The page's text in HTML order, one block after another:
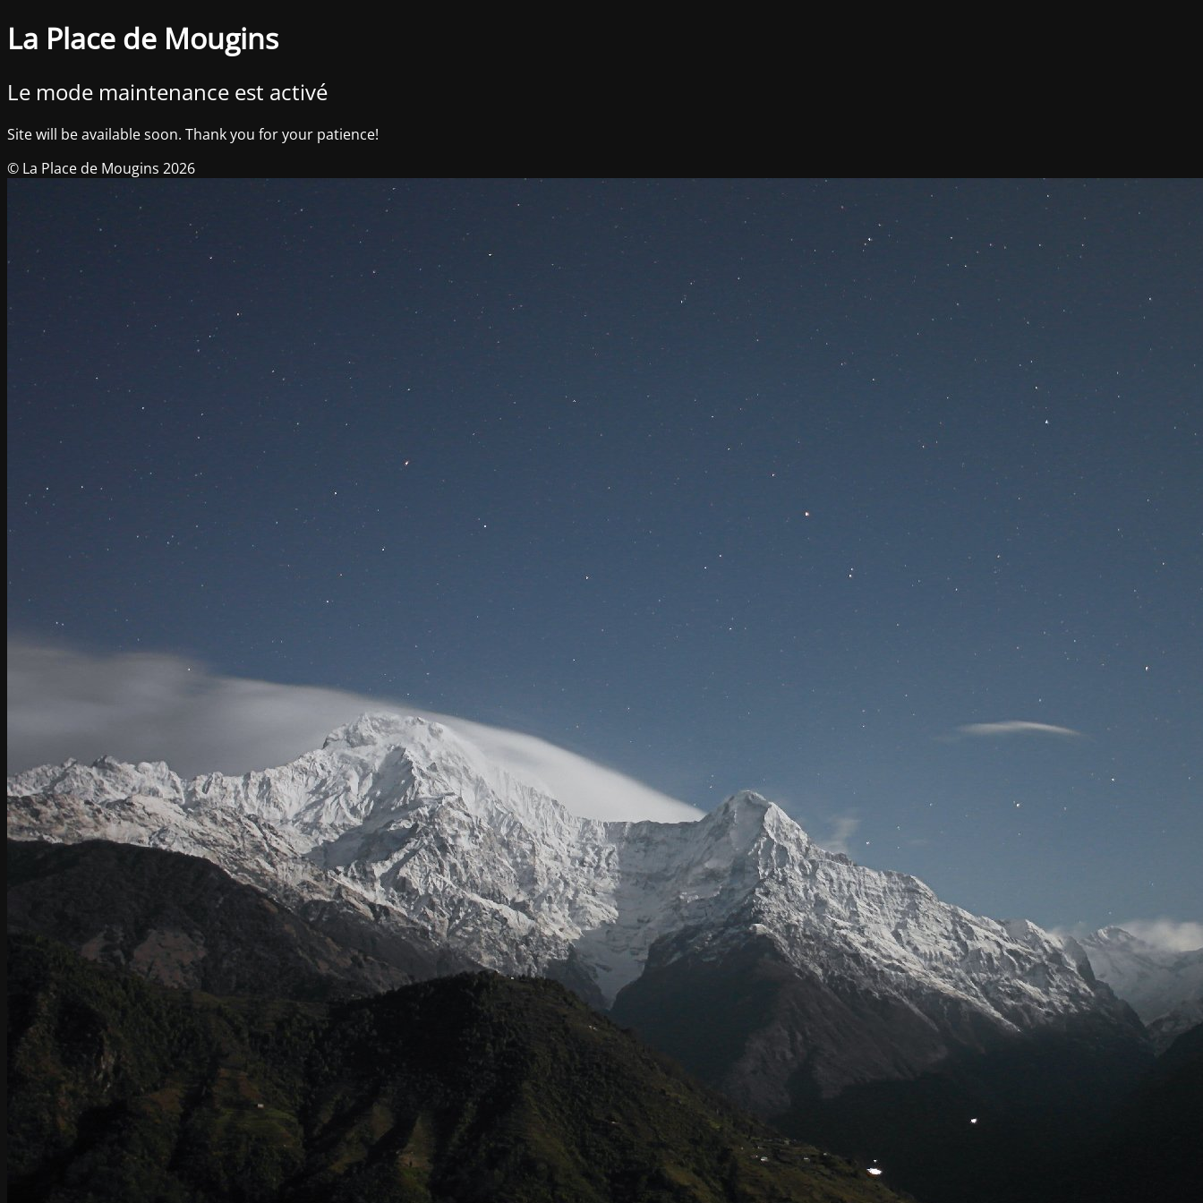
La Place de Mougins
Le mode maintenance est activé
Site will be available soon. Thank you for your patience!
© La Place de Mougins 2026